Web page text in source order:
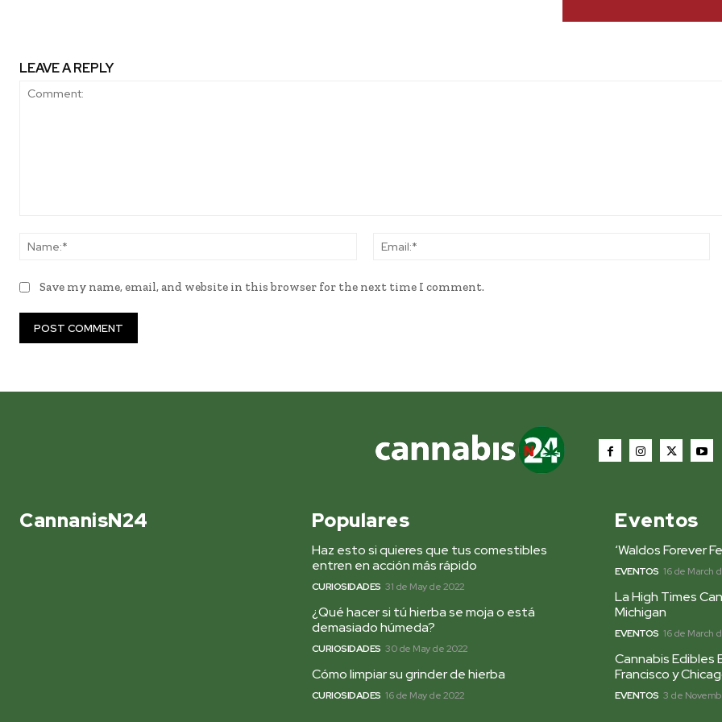
LEAVE A REPLY
Name:*
Save my name, email, and website in this browser for the next time I comment.
CannanisN24 Populares
Haz esto si quieres que tus comestibles
entren en acción más rápido
CURIOSIDADES 31 de May de 2022
¿Qué hacer si tú hierba se moja o está
demasiado húmeda?
CURIOSIDADES 30 de May de 2022
Cómo limpiar su grinder de hierba
CURIOSIDADES 16 de May de 2022
Eventos
‘Waldos Forever
EVENTOS 16 de March
La High Times
Michigan
EVENTOS 16 de March
Cannabis Edibles
Francisco y
EVENTOS 3 de